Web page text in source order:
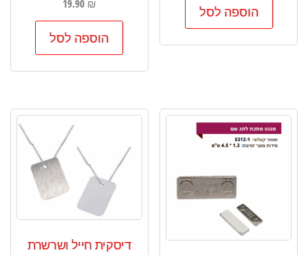
הוספה לסל
19.90 ₪
הוספה לסל
דיסקית חייל ושרשרת